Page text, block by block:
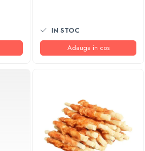
IN STOC
Adauga in cos